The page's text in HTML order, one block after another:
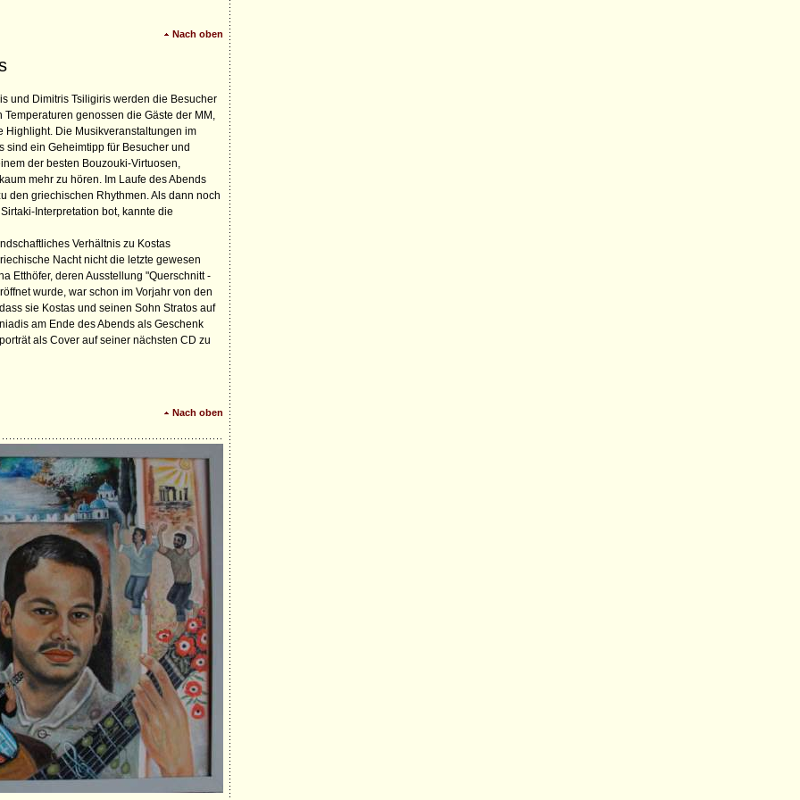
Nach oben
und Dimitris Tsiligiris werden die Besucher
genossen die Gäste der MM,
Highlight. Die Musikveranstaltungen im
sind ein Geheimtipp für Besucher und
der besten Bouzouki-Virtuosen,
mehr zu hören. Im Laufe des Abends
den griechischen Rhythmen. Als dann noch
Interpretation bot, kannte die
Verhältnis zu Kostas
Nacht nicht die letzte gewesen
Etthöfer, deren Ausstellung "Querschnitt -
wurde, war schon im Vorjahr von den
sie Kostas und seinen Sohn Stratos auf
am Ende des Abends als Geschenk
als Cover auf seiner nächsten CD zu
Nach oben